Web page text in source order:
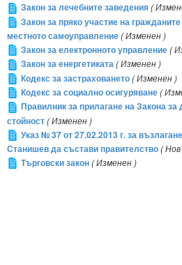
Закон за лечебните заведения(
Закон за пряко участие на
местното самоуправление( Изменен )
Закон за електронното управление(
Закон за енергетиката( Изменен )
Кодекс за застраховането( Изменен )
Кодекс за социално осигуряване(
Правилник за прилагане на Закона
стойност( Изменен )
Указ № 37 от 27.02.2013 г. за
Станишев да състави правителство( Нов
Търговски закон( Изменен )